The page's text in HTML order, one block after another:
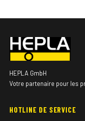
HEPLA GmbH
Votre partenaire pour les
HOTLINE DE SERVICE